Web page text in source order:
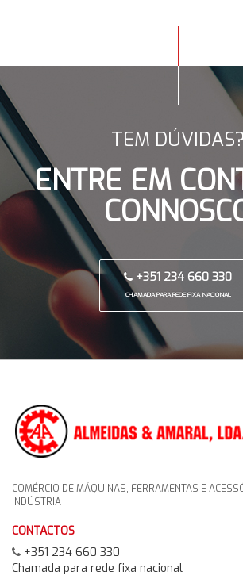
TEM DÚVIDAS?
ENTRE EM
+351 234 660 330
CHAMADA PARA REDE FIXA NACIONAL
COMÉRCIO DE MÁQUINAS, FERRAMENTAS E
INDÚSTRIA
CONTACTOS
+351 234 660 330
Chamada para rede fixa nacional